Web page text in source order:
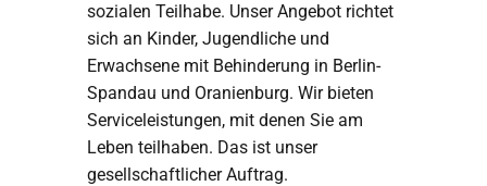
sozialen Teilhabe. Unser Angebot richtet
sich an Kinder, Jugendliche und
Erwachsene mit Behinderung in Berlin-
Spandau und Oranienburg. Wir bieten
Serviceleistungen, mit denen Sie am
Leben teilhaben. Das ist unser
gesellschaftlicher Auftrag.